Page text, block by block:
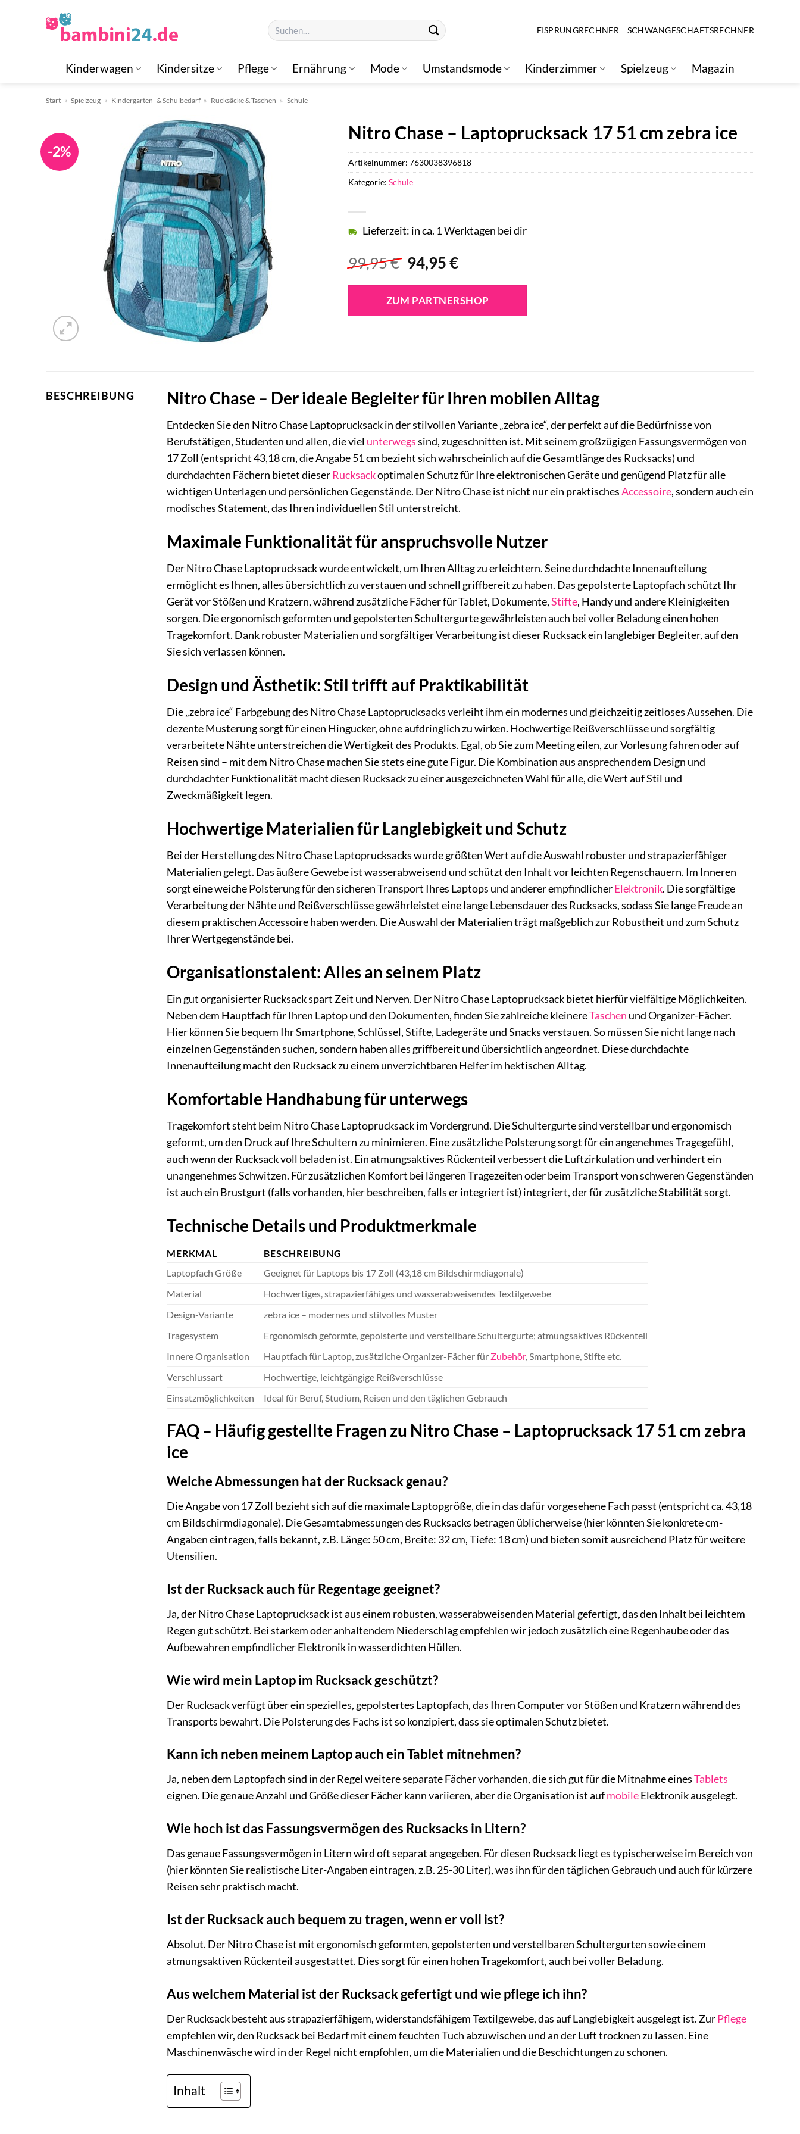
Suchen
nach:
EISPRUNGRECHNER SCHWANGESCHAFTSRECHNER
Kinderwagen Kindersitze Pflege Ernährung Mode Umstandsmode Kinderzimmer Spielzeug Magazin
Start » Spielzeug » Kindergarten- & Schulbedarf » Rucksäcke & Taschen » Schule
-2%
Nitro Chase – Laptoprucksack 17 51 cm zebra ice
99,95€ Ursprünglicher
Preis
war:
99,95 €
94,95€Aktueller
ist:
94,95 €.
Lieferzeit: in ca. 1 Werktagen bei dir
ZUM PARTNERSHOP
Artikelnummer:7630038396818
Kategorie:Schule
BESCHREIBUNG Nitro Chase – Der ideale Begleiter für Ihren mobilen Alltag
Entdecken Sie den Nitro Chase Laptoprucksack in der stilvollen Variante „zebra ice“, der perfekt auf die Bedürfnisse von
Berufstätigen, Studenten und allen, die viel unterwegssind, zugeschnitten ist. Mit seinem großzügigen Fassungsvermögen von
17 Zoll (entspricht 43,18 cm, die Angabe 51 cm bezieht sich wahrscheinlich auf die Gesamtlänge des Rucksacks) und
durchdachten Fächern bietet dieserRucksackoptimalen Schutz für Ihre elektronischen Geräte und genügend Platz für alle
wichtigen Unterlagen und persönlichen Gegenstände. Der Nitro Chase ist nicht nur ein praktischesAccessoire, sondern auch ein
modisches Statement, das Ihren individuellen Stil unterstreicht.
Maximale Funktionalität für anspruchsvolle Nutzer
Der Nitro Chase Laptoprucksack wurde entwickelt, um Ihren Alltag zu erleichtern. Seine durchdachte Innenaufteilung
ermöglicht es Ihnen, alles übersichtlich zu verstauen und schnell griffbereit zu haben. Das gepolsterte Laptopfach schützt Ihr
Gerät vor Stößen und Kratzern, während zusätzliche Fächer für Tablet, Dokumente,Stifte, Handy und andere Kleinigkeiten
sorgen. Die ergonomisch geformten und gepolsterten Schultergurte gewährleisten auch bei voller Beladung einen hohen
Tragekomfort. Dank robuster Materialien und sorgfältiger Verarbeitung ist dieser Rucksack ein langlebiger Begleiter, auf den
Sie sich verlassen können.
Design und Ästhetik: Stil trifft auf Praktikabilität
Die „zebra ice“ Farbgebung des Nitro Chase Laptoprucksacks verleiht ihm ein modernes und gleichzeitig zeitloses Aussehen. Die
dezente Musterung sorgt für einen Hingucker, ohne aufdringlich zu wirken. Hochwertige Reißverschlüsse und sorgfältig
verarbeitete Nähte unterstreichen die Wertigkeit des Produkts. Egal, ob Sie zum Meeting eilen, zur Vorlesung fahren oder auf
Reisen sind – mit dem Nitro Chase machen Sie stets eine gute Figur. Die Kombination aus ansprechendem Design und
durchdachter Funktionalität macht diesen Rucksack zu einer ausgezeichneten Wahl für alle, die Wert auf Stil und
Zweckmäßigkeit legen.
Hochwertige Materialien für Langlebigkeit und Schutz
Bei der Herstellung des Nitro Chase Laptoprucksacks wurde größten Wert auf die Auswahl robuster und strapazierfähiger
Materialien gelegt. Das äußere Gewebe ist wasserabweisend und schützt den Inhalt vor leichten Regenschauern. Im Inneren
sorgt eine weiche Polsterung für den sicheren Transport Ihres Laptops und anderer empfindlicherElektronik. Die sorgfältige
Verarbeitung der Nähte und Reißverschlüsse gewährleistet eine lange Lebensdauer des Rucksacks, sodass Sie lange Freude an
diesem praktischen Accessoire haben werden. Die Auswahl der Materialien trägt maßgeblich zur Robustheit und zum Schutz
Ihrer Wertgegenstände bei.
Organisationstalent: Alles an seinem Platz
Ein gut organisierter Rucksack spart Zeit und Nerven. Der Nitro Chase Laptoprucksack bietet hierfür vielfältige Möglichkeiten.
Neben dem Hauptfach für Ihren Laptop und den Dokumenten, finden Sie zahlreiche kleinereTaschen und Organizer-Fächer.
Hier können Sie bequem Ihr Smartphone, Schlüssel, Stifte, Ladegeräte und Snacks verstauen. So müssen Sie nicht lange nach
einzelnen Gegenständen suchen, sondern haben alles griffbereit und übersichtlich angeordnet. Diese durchdachte
Innenaufteilung macht den Rucksack zu einem unverzichtbaren Helfer im hektischen Alltag.
Komfortable Handhabung für unterwegs
Tragekomfort steht beim Nitro Chase Laptoprucksack im Vordergrund. Die Schultergurte sind verstellbar und ergonomisch
geformt, um den Druck auf Ihre Schultern zu minimieren. Eine zusätzliche Polsterung sorgt für ein angenehmes Tragegefühl,
auch wenn der Rucksack voll beladen ist. Ein atmungsaktives Rückenteil verbessert die Luftzirkulation und verhindert ein
unangenehmes Schwitzen. Für zusätzlichen Komfort bei längeren Tragezeiten oder beim Transport von schweren Gegenständen
ist auch ein Brustgurt (falls vorhanden, hier beschreiben, falls er integriert ist) integriert, der für zusätzliche Stabilität sorgt.
Technische Details und Produktmerkmale
MERKMAL
BESCHREIBUNG
Laptopfach Größe
Geeignet für Laptops bis 17 Zoll (43,18 cm Bildschirmdiagonale)
Material
Hochwertiges, strapazierfähiges und wasserabweisendes Textilgewebe
Design-Variante
zebra ice – modernes und stilvolles Muster
Tragesystem
Ergonomisch geformte, gepolsterte und verstellbare Schultergurte; atmungsaktives Rückenteil
Innere Organisation
Hauptfach für Laptop, zusätzliche Organizer-Fächer für Zubehör, Smartphone, Stifte etc.
Verschlussart
Hochwertige, leichtgängige Reißverschlüsse
Einsatzmöglichkeiten
Ideal für Beruf, Studium, Reisen und den täglichen Gebrauch
FAQ – Häufig gestellte Fragen zu Nitro Chase – Laptoprucksack 17 51 cm zebra
ice
Welche Abmessungen hat der Rucksack genau?
Die Angabe von 17 Zoll bezieht sich auf die maximale Laptopgröße, die in das dafür vorgesehene Fach passt (entspricht ca. 43,18
cm Bildschirmdiagonale). Die Gesamtabmessungen des Rucksacks betragen üblicherweise (hier könnten Sie konkrete cm-
Angaben eintragen, falls bekannt, z.B. Länge: 50 cm, Breite: 32 cm, Tiefe: 18 cm) und bieten somit ausreichend Platz für weitere
Utensilien.
Ist der Rucksack auch für Regentage geeignet?
Ja, der Nitro Chase Laptoprucksack ist aus einem robusten, wasserabweisenden Material gefertigt, das den Inhalt bei leichtem
Regen gut schützt. Bei starkem oder anhaltendem Niederschlag empfehlen wir jedoch zusätzlich eine Regenhaube oder das
Aufbewahren empfindlicher Elektronik in wasserdichten Hüllen.
Wie wird mein Laptop im Rucksack geschützt?
Der Rucksack verfügt über ein spezielles, gepolstertes Laptopfach, das Ihren Computer vor Stößen und Kratzern während des
Transports bewahrt. Die Polsterung des Fachs ist so konzipiert, dass sie optimalen Schutz bietet.
Kann ich neben meinem Laptop auch ein Tablet mitnehmen?
Ja, neben dem Laptopfach sind in der Regel weitere separate Fächer vorhanden, die sich gut für die Mitnahme einesTablets
eignen. Die genaue Anzahl und Größe dieser Fächer kann variieren, aber die Organisation ist aufmobileElektronik ausgelegt.
Wie hoch ist das Fassungsvermögen des Rucksacks in Litern?
Das genaue Fassungsvermögen in Litern wird oft separat angegeben. Für diesen Rucksack liegt es typischerweise im Bereich von
(hier könnten Sie realistische Liter-Angaben eintragen, z.B. 25-30 Liter), was ihn für den täglichen Gebrauch und auch für kürzere
Reisen sehr praktisch macht.
Ist der Rucksack auch bequem zu tragen, wenn er voll ist?
Absolut. Der Nitro Chase ist mit ergonomisch geformten, gepolsterten und verstellbaren Schultergurten sowie einem
atmungsaktiven Rückenteil ausgestattet. Dies sorgt für einen hohen Tragekomfort, auch bei voller Beladung.
Aus welchem Material ist der Rucksack gefertigt und wie pflege ich ihn?
Der Rucksack besteht aus strapazierfähigem, widerstandsfähigem Textilgewebe, das auf Langlebigkeit ausgelegt ist. ZurPflege
empfehlen wir, den Rucksack bei Bedarf mit einem feuchten Tuch abzuwischen und an der Luft trocknen zu lassen. Eine
Maschinenwäsche wird in der Regel nicht empfohlen, um die Materialien und die Beschichtungen zu schonen.
Inhalt